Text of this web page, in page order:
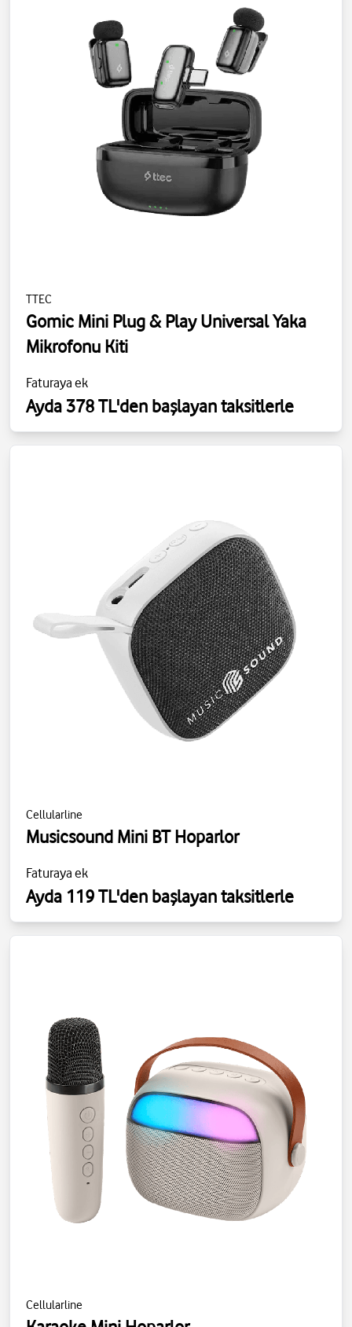
TTEC
Gomic Mini Plug & Play Universal Yaka
Mikrofonu Kiti
Faturaya ek
Ayda 378 TL'den başlayan taksitlerle
Cellularline
Musicsound Mini BT Hoparlor
Faturaya ek
Ayda 119 TL'den başlayan taksitlerle
Cellularline